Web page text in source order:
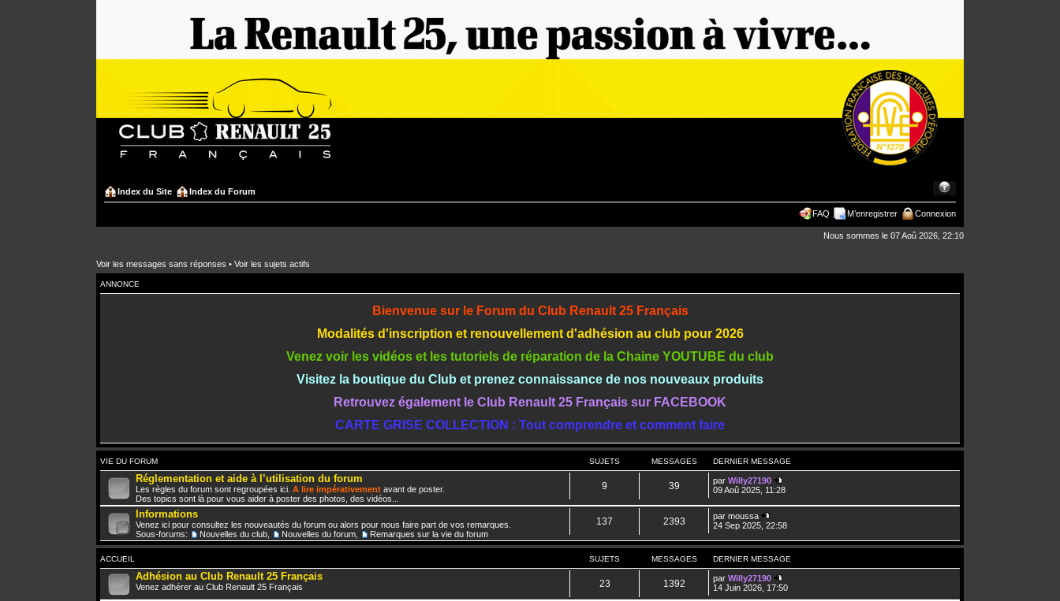
Index du Site Index du Forum
FAQ M’enregistrer Connexion
Nous sommes le 07 Aoû 2026, 22:10
Voir les messages sans réponses • Voir les sujets actifs
ANNONCE
Bienvenue sur le Forum du Club Renault 25 Français
Modalités d'inscription et renouvellement d'adhésion au club pour 2026
Venez voir les vidéos et les tutoriels de réparation de la Chaine YOUTUBE du club
Visitez la boutique du Club et prenez connaissance de nos nouveaux produits
Retrouvez également le Club Renault 25 Français sur FACEBOOK
CARTE GRISE COLLECTION : Tout comprendre et comment faire
VIE DU FORUM SUJETS MESSAGES DERNIER MESSAGE
Réglementation et aide à l’utilisation du forum
Les règles du forum sont regroupées ici. A lire impérativement avant de poster.
Des topics sont là pour vous aider à poster des photos, des vidéos...
9 39 parWilly27190
09 Aoû 2025, 11:28
Informations
Venez ici pour consultez les nouveautés du forum ou alors pour nous faire part de vos remarques.
Sous-forums:
Nouvelles du club Nouvelles du forum Remarques sur la vie du forum
137 2393 parmoussa
24 Sep 2025, 22:58
ACCUEIL SUJETS MESSAGES DERNIER MESSAGE
Adhésion au Club Renault 25 Français
Venez adhérer au Club Renault 25 Français 23 1392 parWilly27190
14 Juin 2026, 17:50